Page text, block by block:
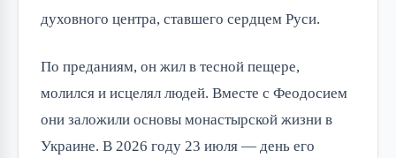
духовного центра, ставшего сердцем Руси.
По преданиям, он жил в тесной пещере,
молился и исцелял людей. Вместе с Феодосием
они заложили основы монастырской жизни в
Украине. В 2026 году 23 июля — день его